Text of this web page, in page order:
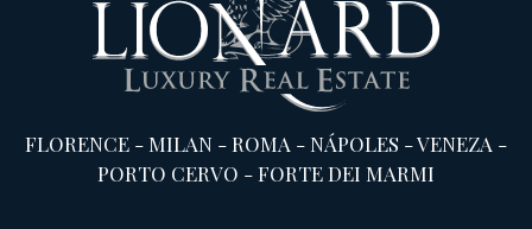
FLORENCE -MILAN -ROMA -NÁPOLES -VENEZA -
PORTO CERVO -FORTE DEI MARMI